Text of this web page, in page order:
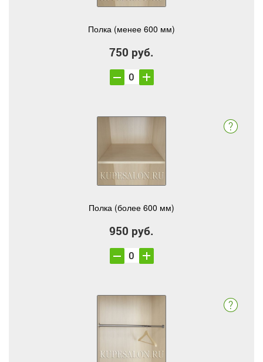
Полка (менее 600 мм)
750 руб.
Полка (более 600 мм)
950 руб.